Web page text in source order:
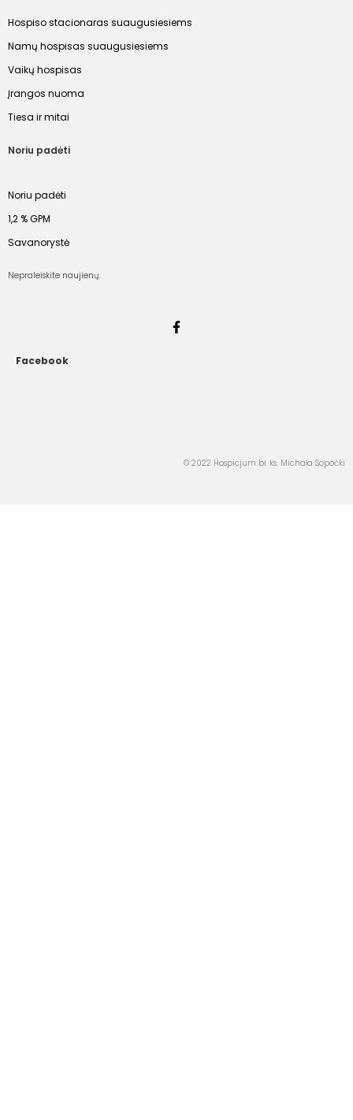
Hospiso stacionaras suaugusiesiems
Namų hospisas suaugusiesiems
Vaikų hospisas
Įrangos nuoma
Tiesa ir mitai
Noriu padėti
Noriu padėti
1,2 % GPM
Savanorystė
Nepraleiskite naujienų:
Facebook
© 2022 Hospicjum bł. ks. Michała Sopoćki